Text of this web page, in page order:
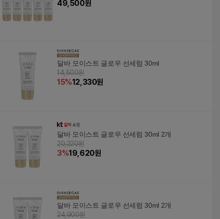
49,500원
달바 모이스트 글로우 선세럼 30ml
14,500원
15%12,330원
달바 모이스트 글로우 선세럼 30ml 2개
20,220원
3%19,620원
달바 모이스트 글로우 선세럼 30ml 2개
24,900원